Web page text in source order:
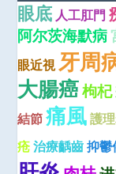
眼底 人工肛門
阿尔茨海默病
眼近視牙周
大腸癌枸杞
結節 痛風 護
疮 治療齲齒 抑鬱